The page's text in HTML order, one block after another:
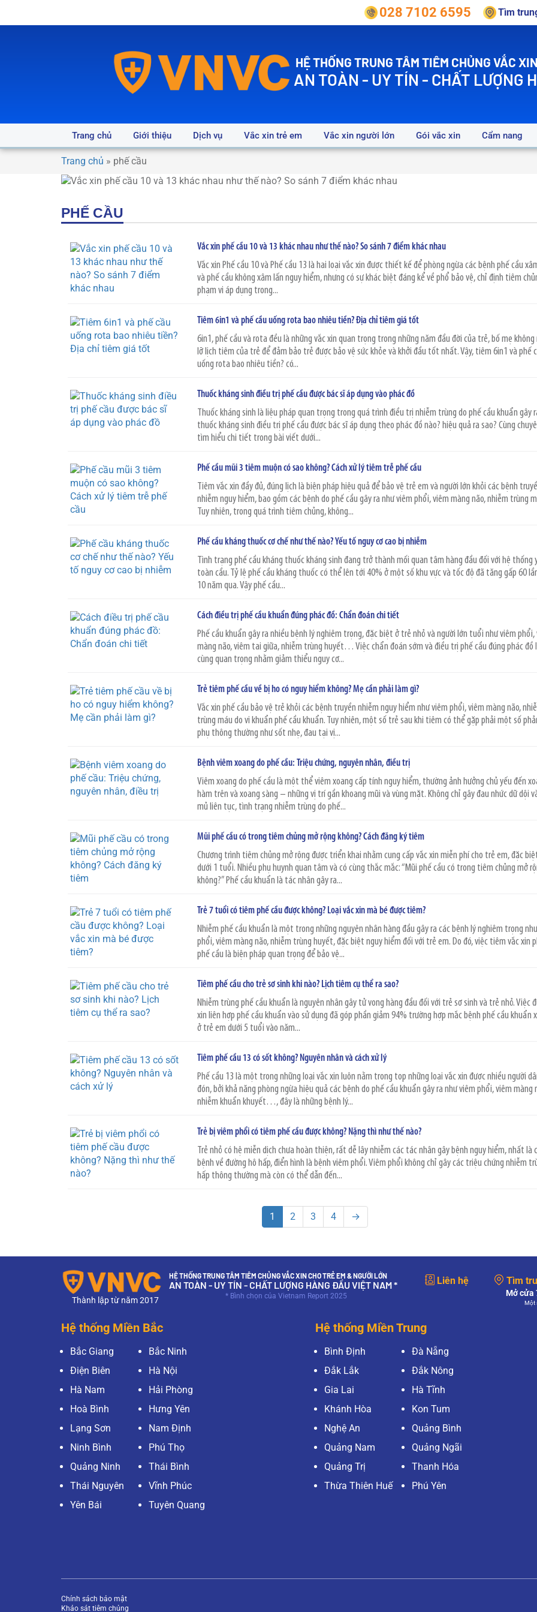
028 7102 6595 Tìm
HỆ THỐNG TRUNG TÂM TIÊM CHỦNG VẮC
AN TOÀN - UY TÍN - CHẤT LƯỢNG
Trang chủ Giới thiệu Dịch vụ Vắc xin trẻ em Vắc xin người lớn Gói vắc xin Cẩm nang
Trang chủ » phế cầu
PHẾ CẦU
Vắc xin phế cầu 10 và 13 khác nhau như thế nào? So sánh 7 điểm khác nhau
Vắc xin Phế cầu 10 và Phế cầu 13 là hai loại vắc xin được thiết kế để phòng ngừa các bệnh phế cầu
và phế cầu không xâm lấn nguy hiểm, nhưng có sự khác biệt đáng kể về phổ bảo vệ, chỉ định tiêm
phạm vi áp dụng trong...
Tiêm 6in1 và phế cầu uống rota bao nhiêu tiền? Địa chỉ tiêm giá tốt
6in1, phế cầu và rota đều là những vắc xin quan trọng trong những năm đầu đời của trẻ, bố mẹ không
lỡ lịch tiêm của trẻ để đảm bảo trẻ được bảo vệ sức khỏe và khởi đầu tốt nhất. Vậy, tiêm 6in1 và phế
uống rota bao nhiêu tiền? có...
Thuốc kháng sinh điều trị phế cầu được bác sĩ áp dụng vào phác đồ
Thuốc kháng sinh là liệu pháp quan trọng trong quá trình điều trị nhiễm trùng do phế cầu khuẩn gây
thuốc kháng sinh điều trị phế cầu được bác sĩ áp dụng theo phác đồ nào? hiệu quả ra sao? Cùng
tìm hiểu chi tiết trong bài viết dưới...
Phế cầu mũi 3 tiêm muộn có sao không? Cách xử lý tiêm trễ phế cầu
Tiêm vắc xin đầy đủ, đúng lịch là biện pháp hiệu quả để bảo vệ trẻ em và người lớn khỏi các bệnh
nhiễm nguy hiểm, bao gồm các bệnh do phế cầu gây ra như viêm phổi, viêm màng não, nhiễm trùng
Tuy nhiên, trong quá trình tiêm chủng, không...
Phế cầu kháng thuốc cơ chế như thế nào? Yếu tố nguy cơ cao bị nhiễm
Tình trạng phế cầu kháng thuốc kháng sinh đang trở thành mối quan tâm hàng đầu đối với hệ thống
toàn cầu. Tỷ lệ phế cầu kháng thuốc có thể lên tới 40% ở một số khu vực và tốc độ đã tăng gấp 60
10 năm qua. Vậy phế cầu...
Cách điều trị phế cầu khuẩn đúng phác đồ: Chẩn đoán chi tiết
Phế cầu khuẩn gây ra nhiều bệnh lý nghiêm trọng, đặc biệt ở trẻ nhỏ và người lớn tuổi như viêm phổi,
màng não, viêm tai giữa, nhiễm trùng huyết… Việc chẩn đoán sớm và điều trị phế cầu đúng phác đồ
cùng quan trọng nhằm giảm thiểu nguy cơ...
Trẻ tiêm phế cầu về bị ho có nguy hiểm không? Mẹ cần phải làm gì?
Vắc xin phế cầu bảo vệ trẻ khỏi các bệnh truyền nhiễm nguy hiểm như viêm phổi, viêm màng não,
trùng máu do vi khuẩn phế cầu khuẩn. Tuy nhiên, một số trẻ sau khi tiêm có thể gặp phải một số
phụ thông thường như sốt nhẹ, đau tại vị...
Bệnh viêm xoang do phế cầu: Triệu chứng, nguyên nhân, điều trị
Viêm xoang do phế cầu là một thể viêm xoang cấp tính nguy hiểm, thường ảnh hưởng chủ yếu đến
hàm trên và xoang sàng – những vị trí gần khoang mũi và vùng mặt. Không chỉ gây đau nhức dữ dội
mủ liên tục, tình trạng nhiễm trùng do phế...
Mũi phế cầu có trong tiêm chủng mở rộng không? Cách đăng ký tiêm
Chương trình tiêm chủng mở rộng được triển khai nhằm cung cấp vắc xin miễn phí cho trẻ em, đặc
dưới 1 tuổi. Nhiều phụ huynh quan tâm và có cùng thắc mắc: “Mũi phế cầu có trong tiêm chủng mở
không?” Phế cầu khuẩn là tác nhân gây ra...
Trẻ 7 tuổi có tiêm phế cầu được không? Loại vắc xin mà bé được tiêm?
Nhiễm phế cầu khuẩn là một trong những nguyên nhân hàng đầu gây ra các bệnh lý nghiêm trọng
phổi, viêm màng não, nhiễm trùng huyết, đặc biệt nguy hiểm đối với trẻ em. Do đó, việc tiêm vắc xin
phế cầu là biện pháp quan trọng để bảo vệ...
Tiêm phế cầu cho trẻ sơ sinh khi nào? Lịch tiêm cụ thể ra sao?
Nhiễm trùng phế cầu khuẩn là nguyên nhân gây tử vong hàng đầu đối với trẻ sơ sinh và trẻ nhỏ. Việc
xin liên hợp phế cầu khuẩn vào sử dụng đã góp phần giảm 94% trường hợp mắc bệnh phế cầu khuẩn
ở trẻ em dưới 5 tuổi vào năm...
Tiêm phế cầu 13 có sốt không? Nguyên nhân và cách xử lý
Phế cầu 13 là một trong những loại vắc xin luôn nằm trong top những loại vắc xin được nhiều người
đón, bởi khả năng phòng ngừa hiệu quả các bệnh do phế cầu khuẩn gây ra như viêm phổi, viêm màng
nhiễm khuẩn khuyết…, đây là những bệnh lý...
Trẻ bị viêm phổi có tiêm phế cầu được không? Nặng thì như thế nào?
Trẻ nhỏ có hệ miễn dịch chưa hoàn thiện, rất dễ lây nhiễm các tác nhân gây bệnh nguy hiểm, nhất là
bệnh về đường hô hấp, điển hình là bệnh viêm phổi. Viêm phổi không chỉ gây các triệu chứng nhiễm
hấp thông thường mà còn có thể dẫn đến...
1 2 3 4 →
Thành lập từ năm 2017
HỆ THỐNG TRUNG TÂM TIÊM CHỦNG VẮC XIN CHO TRẺ EM & NGƯỜI LỚN
AN TOÀN - UY TÍN - CHẤT LƯỢNG HÀNG ĐẦU VIỆT NAM *
* Bình chọn của Vietnam Report 2025
Liên hệ Tìm
Mở cửa
Một
Hệ thống Miền Bắc
Bắc Giang
Bắc Ninh
Điện Biên
Hà Nội
Hà Nam
Hải Phòng
Hoà Bình
Hưng Yên
Lạng Sơn
Nam Định
Ninh Bình
Phú Thọ
Quảng Ninh
Thái Bình
Thái Nguyên
Vĩnh Phúc
Yên Bái
Tuyên Quang
Hệ thống Miền Trung
Bình Định
Đà Nẵng
Đắk Lắk
Đắk Nông
Gia Lai
Hà Tĩnh
Khánh Hòa
Kon Tum
Nghệ An
Quảng Bình
Quảng Nam
Quảng Ngãi
Quảng Trị
Thanh Hóa
Thừa Thiên Huế
Phú Yên
Chính sách bảo mật
Khảo sát tiêm chủng